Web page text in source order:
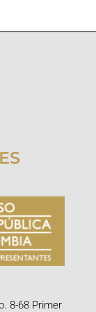
8-68 Primer